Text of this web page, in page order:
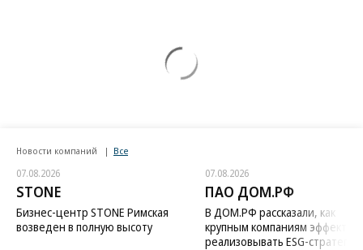
Новости компаний Все
07.08.2026
STONE
Бизнес-центр STONE Римская
возведен в полную высоту
07.08.2026
ПАО ДОМ.РФ
В ДОМ.РФ рассказали, как
крупным компаниям
реализовывать ESG-стратегию